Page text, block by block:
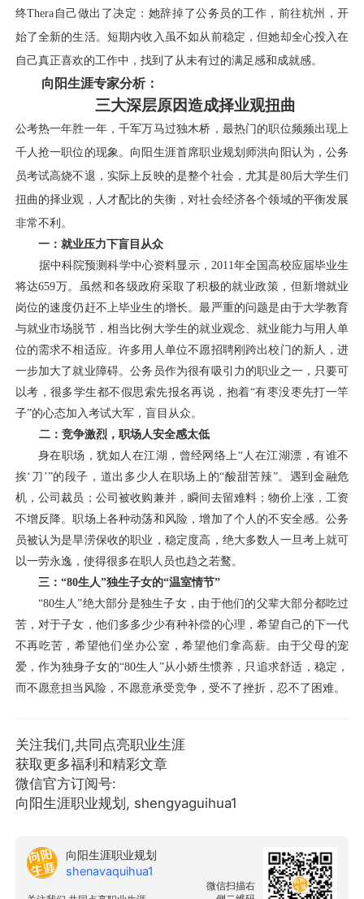
终Thera自己做出了决定：她辞掉了公务员的工作，前往杭州，开
始了全新的生活。短期内收入虽不如从前稳定，但她却全心投入在
自己真正喜欢的工作中，找到了从未有过的满足感和成就感。
向阳生涯专家分析：
三大深层原因造成择业观扭曲
公考热一年胜一年，千军万马过独木桥，最热门的职位频频出现上
千人抢一职位的现象。向阳生涯首席职业规划师洪向阳认为，公务
员考试高烧不退，实际上反映的是整个社会，尤其是80后大学生们
扭曲的择业观，人才配比的失衡，对社会经济各个领域的平衡发展
非常不利。
一：就业压力下盲目从众
据中科院预测科学中心资料显示， 2011年全国高校应届毕业生
将达659万。虽然和各级政府采取了积极的就业政策，但新增就业
岗位的速度仍赶不上毕业生的增长。最严重的问题是由于大学教育
与就业市场脱节，相当比例大学生的就业观念、就业能力与用人单
位的需求不相适应。许多用人单位不愿招聘刚跨出校门的新人，进
一步加大了就业障碍。公务员作为很有吸引力的职业之一，只要可
以考，很多学生都不假思索先报名再说，抱着“有枣没枣先打一竿
子”的心态加入考试大军，盲目从众。
二：竞争激烈，职场人安全感太低
身在职场，犹如人在江湖，曾经网络上“人在江湖漂，有谁不
挨‘刀’”的段子，道出多少人在职场上的“酸甜苦辣”。遇到金融危
机，公司裁员；公司被收购兼并，瞬间去留难料；物价上涨，工资
不增反降。职场上各种动荡和风险，增加了个人的不安全感。公务
员被认为是旱涝保收的职业，稳定度高，绝大多数人一旦考上就可
以一劳永逸，使得很多在职人员也趋之若鹜。
三：“80生人”独生子女的“温室情节”
“80生人”绝大部分是独生子女，由于他们的父辈大部分都吃过
苦，对于子女，他们多多少少有种补偿的心理，希望自己的下一代
不再吃苦，希望他们坐办公室，希望他们拿高薪。由于父母的宠
爱，作为独身子女的“80生人”从小娇生惯养，只追求舒适，稳定，
而不愿意担当风险，不愿意承受竞争，受不了挫折，忍不了困难。
关注我们,共同点亮职业生涯
获取更多福利和精彩文章
微信官方订阅号:
向阳生涯职业规划, shengyaguihua1
微信扫描右
向阳生涯职业规划
shenavaquihua1